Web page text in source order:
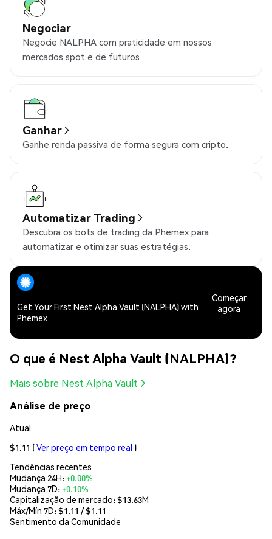
Negociar
Negocie NALPHA com praticidade em nossos
mercados spot e de futuros
Ganhar
Ganhe renda passiva de forma segura com cripto.
Automatizar Trading
Descubra os bots de trading da Phemex para
automatizar e otimizar suas estratégias.
Get Your First Nest Alpha Vault (NALPHA) with
Phemex
Começar
agora
O que é Nest Alpha Vault (NALPHA)?
Mais sobre Nest Alpha Vault
Análise de preço
Atual
$1.11 (Ver preço em tempo real )
Tendências recentes
Mudança 24H:+0.00%
Mudança 7D:+0.10%
Capitalização de mercado:$13.63M
Máx/Mín 7D: $1.11 / $1.11
Sentimento da Comunidade